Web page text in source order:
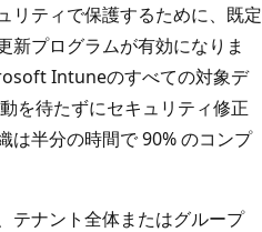
リティで保護するために、既定
新プログラムが有効になりま
Intuneのすべての対象デ
を待たずにセキュリティ修正
は半分の時間で 90% のコンプ
テナント全体またはグループ